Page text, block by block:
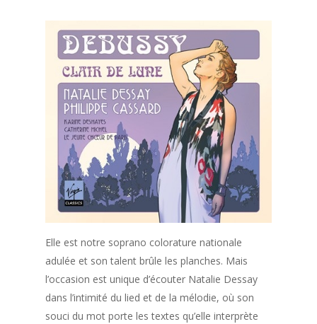
Elle est notre soprano colorature nationale
adulée et son talent brûle les planches. Mais
l’occasion est unique d’écouter Natalie Dessay
dans l’intimité du lied et de la mélodie, où son
souci du mot porte les textes qu’elle interprète